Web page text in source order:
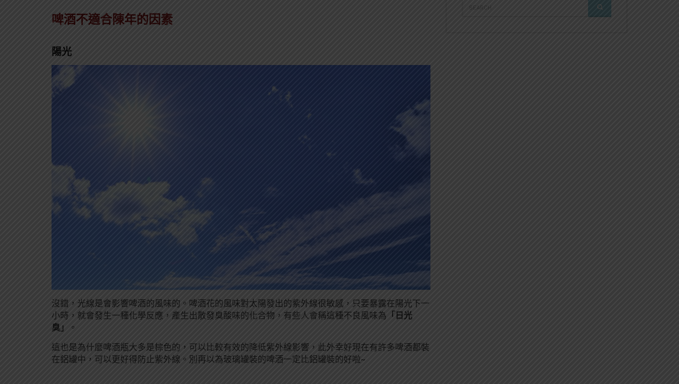
啤酒不適合陳年的因素
陽光
沒錯，光線是會影響啤酒的風味的。啤酒花的風味對太陽發出的紫外線很敏感，只要暴露在陽光下一
小時，就會發生一種化學反應，產生出散發臭酸味的化合物，有些人會稱這種不良風味為 「日光
臭」
。
這也是為什麼啤酒瓶大多是棕色的，可以比較有效的降低紫外線影響，此外幸好現在有許多啤酒都裝
在鋁罐中，可以更好得防止紫外線。別再以為玻璃罐裝的啤酒一定比鋁罐裝的好啦~
FOR:
SEARCH